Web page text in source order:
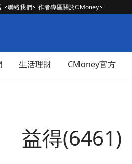
聯絡我們 作者專區關於CMoney
生活理財 CMoney官方
益得(6461)